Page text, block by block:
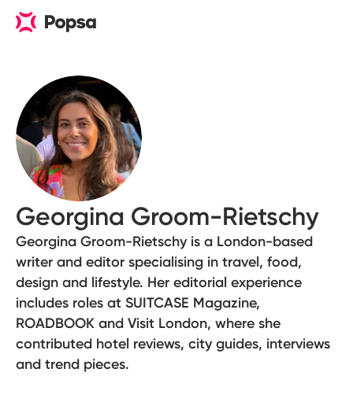
Georgina Groom-Rietschy
Georgina Groom-Rietschy is a London-based
writer and editor specialising in travel, food,
design and lifestyle. Her editorial experience
includes roles at SUITCASE Magazine,
ROADBOOK and Visit London, where she
contributed hotel reviews, city guides, interviews
and trend pieces.